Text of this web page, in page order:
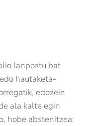
lanpostu bat
hautaketa-
edozein
ala kalte egin
hobe abstenitzea: